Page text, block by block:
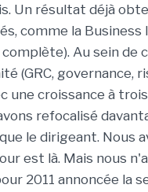
Un résultat déjà
comme la
complète). Au sein
(GRC,
une croissance à
refocalisé
le dirigeant. Nous
est là. Mais nous
2011 annoncée la